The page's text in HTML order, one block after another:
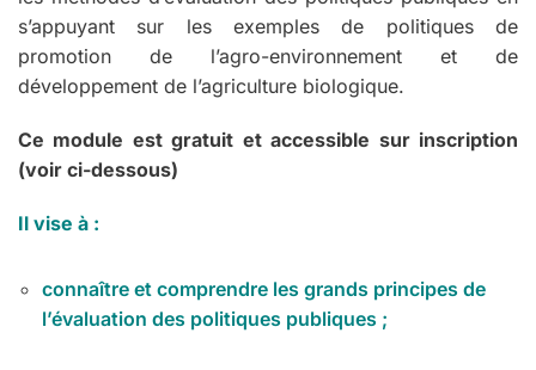
s’appuyant sur les exemples de politiques de
promotion de l’agro-environnement et de
développement de l’agriculture biologique.
Ce module est gratuit et accessible sur inscription
(voir ci-dessous)
Il vise à :
connaître et comprendre les grands principes de
l’évaluation des politiques publiques ;